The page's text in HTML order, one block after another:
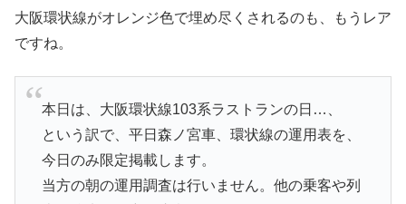
大阪環状線がオレンジ色で埋め尽くされるのも、もうレア
ですね。
本日は、大阪環状線103系ラストランの日…、
という訳で、平日森ノ宮車、環状線の運用表を、
今日のみ限定掲載します。
当方の朝の運用調査は行いません。他の乗客や列